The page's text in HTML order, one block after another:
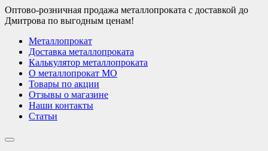
Оптово-розничная продажа металлопроката с доставкой до
Дмитрова по выгодным ценам!
Металлопрокат
Доставка металлопроката
Калькулятор металлопроката
О металлопрокат МО
Товары по акции
Отзывы о магазине
Наши контакты
Статьи